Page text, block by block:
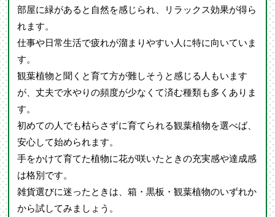
部屋に緑があると自然を感じられ、リラックス効果が得ら
れます。
仕事や日常生活で疲れが溜まりやすい人に特に向いていま
す。
観葉植物と聞くと育て方が難しそうと感じる人もいます
が、丈夫で水やりの頻度が少なくて済む種類も多くありま
す。
初めての人でも枯らさずに育てられる観葉植物を選べば、
安心して始められます。
手をかけて育てた植物に花が咲いたときの充実感や達成感
は格別です。
雑貨選びに迷ったときは、箱・黒板・観葉植物のいずれか
から試してみましょう。